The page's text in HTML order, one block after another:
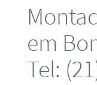
em
Tel: